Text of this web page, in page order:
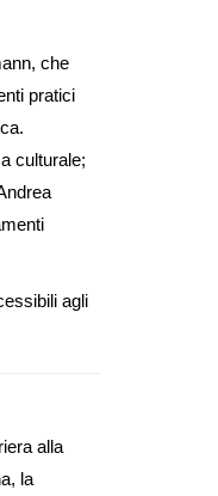
che
pratici
culturale;
agli
alla
la